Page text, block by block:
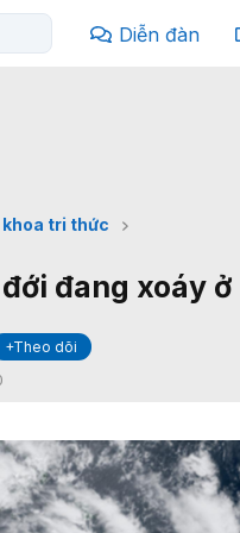
Diễn đàn
khoa tri thức
đang xoáy
+Theo dõi